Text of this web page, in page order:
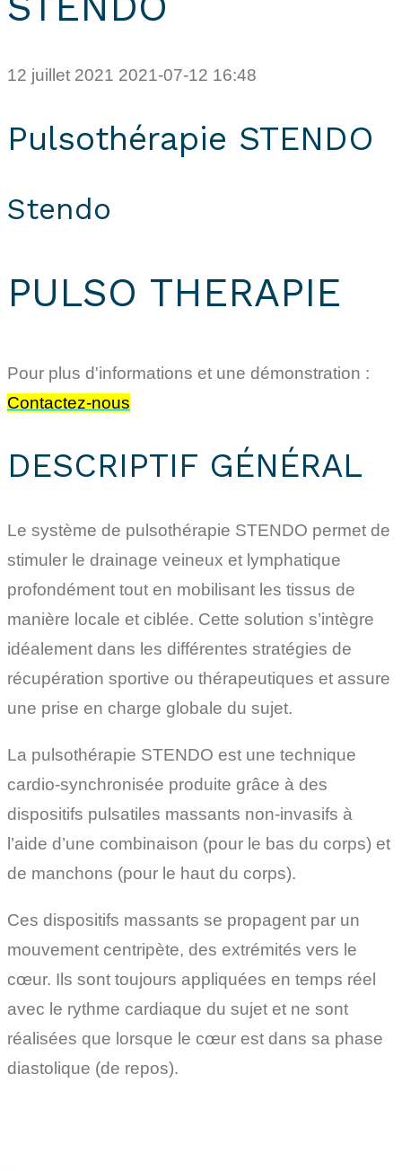
12 juillet 2021 2021-07-12 16:48
Pulsothérapie STENDO
Stendo
PULSO THERAPIE
Pour plus d'informations et une démonstration :
Contactez-nous
DESCRIPTIF GÉNÉRAL
Le système de pulsothérapie STENDO permet de
stimuler le drainage veineux et lymphatique
profondément tout en mobilisant les tissus de
manière locale et ciblée. Cette solution s’intègre
idéalement dans les différentes stratégies de
récupération sportive ou thérapeutiques et assure
une prise en charge globale du sujet.
La pulsothérapie STENDO est une technique
cardio-synchronisée produite grâce à des
dispositifs pulsatiles massants non-invasifs à
l’aide d’une combinaison (pour le bas du corps) et
de manchons (pour le haut du corps).
Ces dispositifs massants se propagent par un
mouvement centripète, des extrémités vers le
cœur. Ils sont toujours appliquées en temps réel
avec le rythme cardiaque du sujet et ne sont
réalisées que lorsque le cœur est dans sa phase
diastolique (de repos).